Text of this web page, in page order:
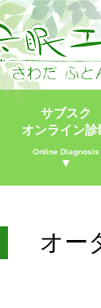
サブスク
オンライン診
Online Diagnosis
▼
オー